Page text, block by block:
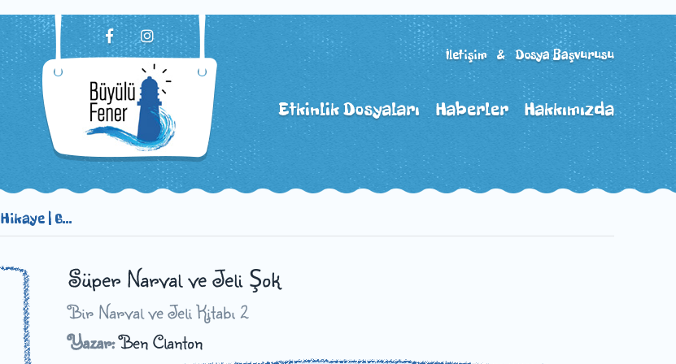
İletişim & Dosya Başvurusu
Hakkımızda
Haberler
Etkinlik Dosyaları
Hikaye | 6...
Süper Narval ve Jeli Şok
Bir Narval ve Jeli Kitabı 2
Yazar:Ben Clanton